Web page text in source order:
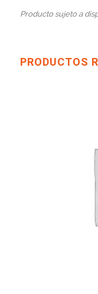
Producto sujeto a
PRODUCTOS